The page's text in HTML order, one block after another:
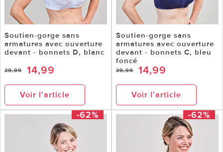
Soutien-gorge sans
armatures avec ouverture
devant - bonnets D, blanc
39,99 14,99
Voir l’article
Soutien-gorge sans
armatures avec ouverture
devant - bonnets C, bleu
foncé
39,99 14,99
Voir l’article
-62% -62%